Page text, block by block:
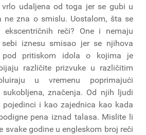
udaljena od toga jer se gubi u
ne zna o smislu. Uostalom, šta se
reči? One i nemaju
iznesu smisao jer se njihova
pod pritiskom idola o kojima je
različite prizvuke u različitim
u vremenu poprimajući
sukobljena, značenja. Od njih ljudi
i kao zajednica kao kada
pena iznad talasa. Mislite li
svake godine u engleskom broj reči